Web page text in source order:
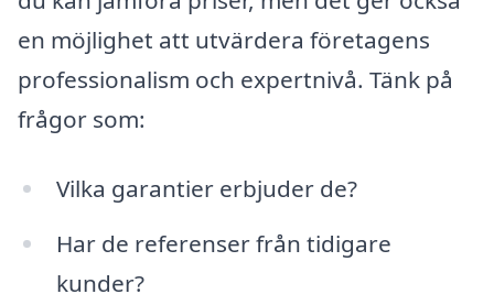
en möjlighet att utvärdera företagens
professionalism och expertnivå. Tänk på
frågor som:
Vilka garantier erbjuder de?
Har de referenser från tidigare
kunder?